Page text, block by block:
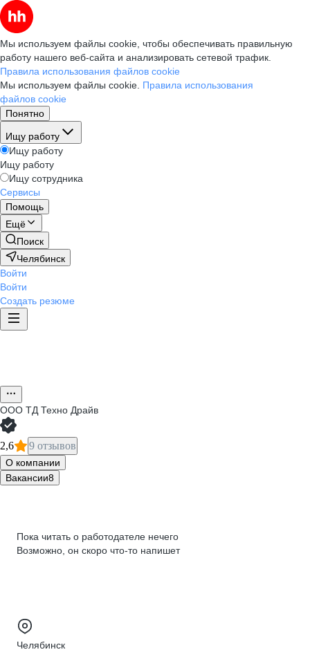
Мы используем файлы cookie, чтобы обеспечивать правильную
работу нашего веб-сайта и анализировать сетевой трафик.
Правила использования файлов cookie
Мы используем файлы cookie. Правила использования
файлов cookie
Понятно
Ищу работу
Ищу работу
Ищу работу
Ищу сотрудника
Сервисы
Помощь
Ещё
Поиск
Челябинск
Войти
Войти
Создать резюме
ООО ТД Техно Драйв
2,6 9 отзывов
О компании
Вакансии8
Пока читать о работодателе нечего
Возможно, он скоро что‑то напишет
Челябинск